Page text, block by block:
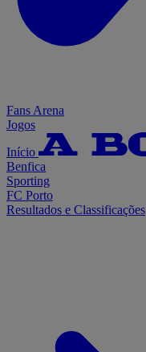
Fans Arena
Jogos
Início
Benfica
Sporting
FC Porto
Resultados e Classificações